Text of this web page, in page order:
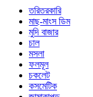
তরিতরকারি
মাছ-মাংস ডিম
মুদি বাজার
চাল
মসলা
ফলমূল
চকলেট
কসমেটিক